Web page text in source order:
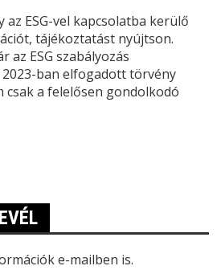
az ESG-vel kapcsolatba kerülő
tájékoztatást nyújtson.
az ESG szabályozás
2023-ban elfogadott törvény
csak a felelősen gondolkodó
e-mailben is.